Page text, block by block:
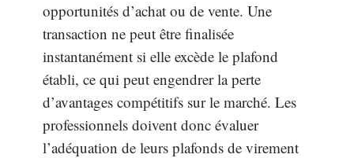
opportunités d’achat ou de vente. Une
transaction ne peut être finalisée
instantanément si elle excède le plafond
établi, ce qui peut engendrer la perte
d’avantages compétitifs sur le marché. Les
professionnels doivent donc évaluer
l’adéquation de leurs plafonds de virement